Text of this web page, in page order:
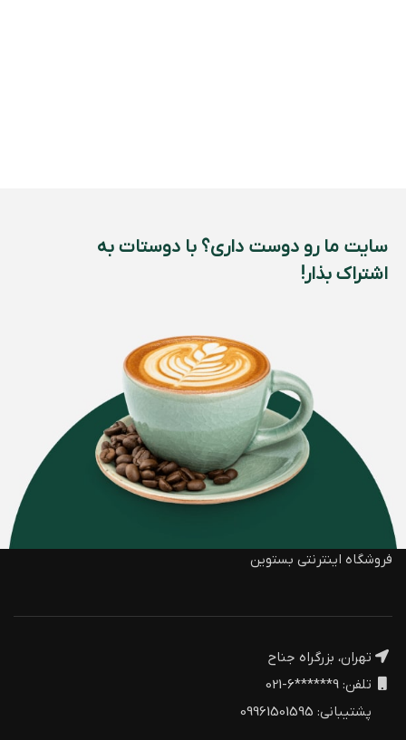
سایت ما رو دوست داری؟ با دوستات به
اشتراک بذار!
فروشگاه اینترنتی بستوین
تهران، بزرگراه جناح
تلفن: 9******6-021
پشتیبانی: 09961501595